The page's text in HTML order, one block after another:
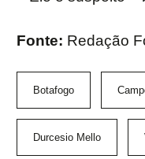
Fonte: Redação
Botafogo
Durcesio Mello